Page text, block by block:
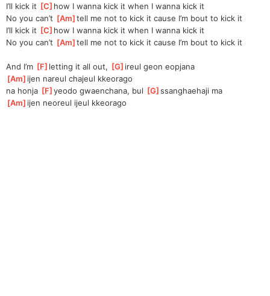
I’ll kick it [C ]how I wanna kick it when I wanna kick it
No you can’t [Am ]tell me not to kick it cause I’m bout to kick it
I’ll kick it [C ]how I wanna kick it when I wanna kick it
No you can’t [Am ]tell me not to kick it cause I’m bout to kick it
And I’m [F ]letting it all out, [G ]ireul geon eopjana
[Am ]ijen nareul chajeul kkeorago
na honja [F ]
yeodo gwaenchana, bul [G ]
ssanghaehaji ma
[Am ]ijen neoreul ijeul kkeorago